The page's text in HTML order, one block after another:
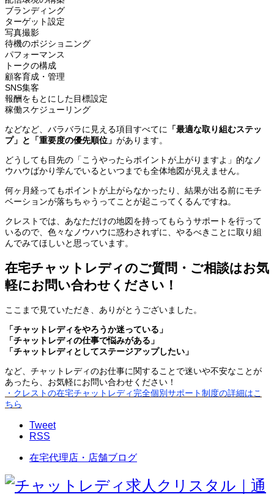
ブランディング
ターゲット設定
写真撮影
待機のポジショニング
パフォーマンス
トークの構成
顧客育成・管理
SNS集客
報酬をもとにした目標設定
稼働スケジューリング
などなど、バラバラに見える項目すべてに
「最適な取り組むステッ
プ」と「重要度の優先順位」 があります。
どうしても目先の「こうやったらポイントが上がりますよ」的なノ
ウハウばかり学んでいるといつまでも全体地図が見えません。
何ヶ月経ってもポイントが上がらなかったり、結果が出る前にモチ
ベーションが落ちちゃうってことが起こってくるんですね。
クレストでは、あなただけの地図を持ってもらうサポートを行って
いるので、色々なノウハウに惑わされずに、やるべきことに取り組
んでみてほしいと思っています。
在宅チャットレディのご質問・ご相談はお気
軽にお問い合わせください！
ここまで見ていただき、ありがとうございました。
「チャットレディをやろうか迷っている」
「チャットレディの仕事で悩みがある」
「チャットレディとしてステージアップしたい」
など、チャットレディのお仕事に関することで迷いや不安なことが
あったら、お気軽にお問い合わせください！
・クレストの在宅チャットレディ完全個別サポート制度の詳細はこ
ちら
Tweet
RSS
在宅代理店・店舗ブログ